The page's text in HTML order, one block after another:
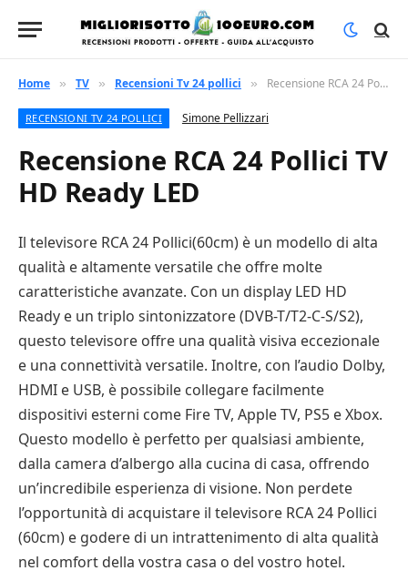
Home » TV » Recensioni Tv 24 pollici » Recensione RCA 24 Pollici TV HD Ready LED
RECENSIONI TV 24 POLLICI Simone Pellizzari
Recensione RCA 24 Pollici TV
HD Ready LED
Il televisore RCA 24 Pollici(60cm) è un modello di alta
qualità e altamente versatile che offre molte
caratteristiche avanzate. Con un display LED HD
Ready e un triplo sintonizzatore (DVB-T/T2-C-S/S2),
questo televisore offre una qualità visiva eccezionale
e una connettività versatile. Inoltre, con l’audio Dolby,
HDMI e USB, è possibile collegare facilmente
dispositivi esterni come Fire TV, Apple TV, PS5 e Xbox.
Questo modello è perfetto per qualsiasi ambiente,
dalla camera d’albergo alla cucina di casa, offrendo
un’incredibile esperienza di visione. Non perdete
l’opportunità di acquistare il televisore RCA 24 Pollici
(60cm) e godere di un intrattenimento di alta qualità
nel comfort della vostra casa o del vostro hotel.